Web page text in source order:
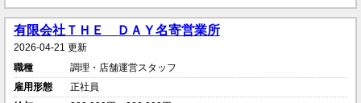
有限会社ＴＨＥ ＤＡＹ名寄営業所
2026-04-21 更新
職種
調理・店舗運営スタッフ
雇用形態
正社員